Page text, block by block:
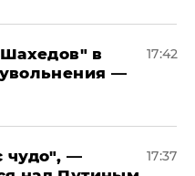
в
—
17:42
чудо", —
17:37